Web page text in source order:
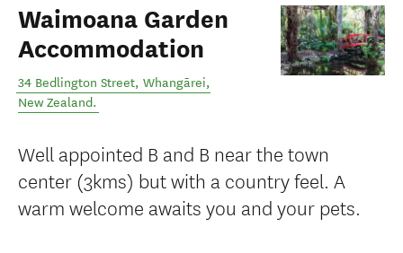
Waimoana Garden
Accommodation
34 Bedlington Street, Whangārei,
New Zealand.
Well appointed B and B near the town
center (3kms) but with a country feel. A
warm welcome awaits you and your pets.